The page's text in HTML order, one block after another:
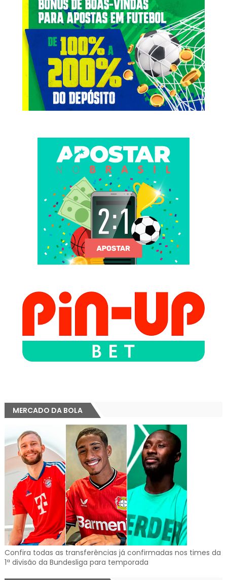
MERCADO DA BOLA
Confira todas as transferências já confirmadas nos times da
1ª divisão da Bundesliga para temporada